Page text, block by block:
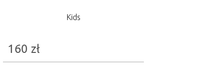
Kids
160 zł